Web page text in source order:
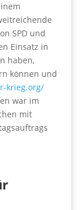
SPD und
Einsatz in
haben,
können und
krieg.org/
war im
mit